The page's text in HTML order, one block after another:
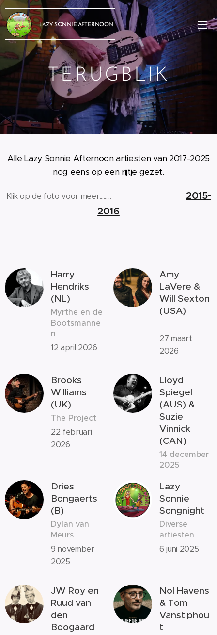
LAZYSONNIE AFTERNOON
TERUGBLIK
Alle Lazy Sonnie Afternoon artiesten van 2017-2025
nog eens op een rijtje gezet.
Klik op de foto voor meer......... 2015-
2016
Harry
Hendriks
(NL)
Myrthe en de
Bootsmanne
n
12 april 2026
Amy
LaVere &
Will Sexton
(USA)
27 maart
2026
Brooks
Williams
(UK)
The Project
22 februari
2026
Lloyd
Spiegel
(AUS) &
Suzie
Vinnick
(CAN)
14 december
2025
Dries
Bongaerts
(B)
Dylan van
Meurs
9 november
2025
Lazy
Sonnie
Songnight
Diverse
artiesten
6 juni 2025
JW Roy en
Ruud van
den
Boogaard
Nol Havens
& Tom
Vanstiphou
t